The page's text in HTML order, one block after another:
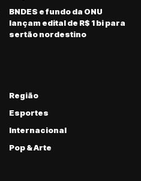
BNDES e fundo da ONU
lançam edital de R$ 1 bi para
sertão nordestino
Região
Esportes
Internacional
Pop & Arte